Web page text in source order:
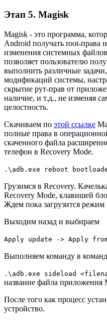
Этап 5. Magisk
Magisk - это программа,
Android получать root-права
изменения системных
позволяет пользователю
выполнить различные
модификаций системы,
скрытие рут-прав от
наличие, и т.д., не изменяя
целостность.
Скачиваем по этой ссылке
полные права в
скаченного файла
телефон в Recovery Mode.
.\adb.exe reboot
Грузимся в Recovery.
Recovery Mode, клавишей
Ждем пока загрузится режим
Выходим назад и выбираем
Apply update -> Apply from
Выполняем команду в
.\adb.exe sideload
название файла приложения
После того как процесс
устройство.